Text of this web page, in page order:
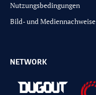
Nutzungsbedingungen
Bild- und Mediennachweise
NETWORK